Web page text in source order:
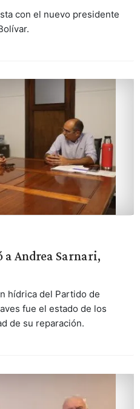
con el nuevo presidente
Andrea Sarnari,
hídrica del Partido de
fue el estado de los
de su reparación.